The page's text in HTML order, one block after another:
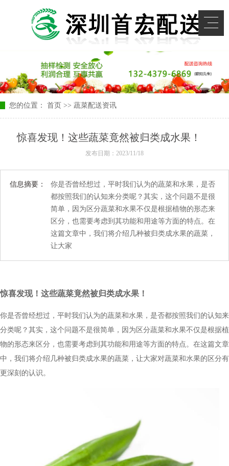
您的位置： 首页 >> 蔬菜配送资讯
惊喜发现！这些蔬菜竟然被归类成水果！
发布日期：2023/11/18
信息摘要：
你是否曾经想过，平时我们认为的蔬菜和水果，是否
都按照我们的认知来分类呢？其实，这个问题不是很
简单，因为区分蔬菜和水果不仅是根据植物的形态来
区分，也需要考虑到其功能和用途等方面的特点。在
这篇文章中，我们将介绍几种被归类成水果的蔬菜，
让大家
惊喜发现！这些蔬菜竟然被归类成水果！
你是否曾经想过，平时我们认为的蔬菜和水果，是否都按照我们的认知来
分类呢？其实，这个问题不是很简单，因为区分蔬菜和水果不仅是根据植
物的形态来区分，也需要考虑到其功能和用途等方面的特点。在这篇文章
中，我们将介绍几种被归类成水果的蔬菜，让大家对蔬菜和水果的区分有
更深刻的认识。